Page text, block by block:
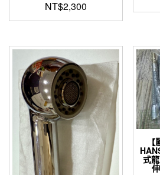
NT$2,300
式